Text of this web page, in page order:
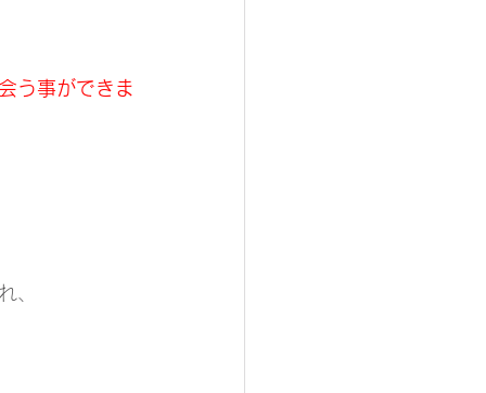
う事ができま
、